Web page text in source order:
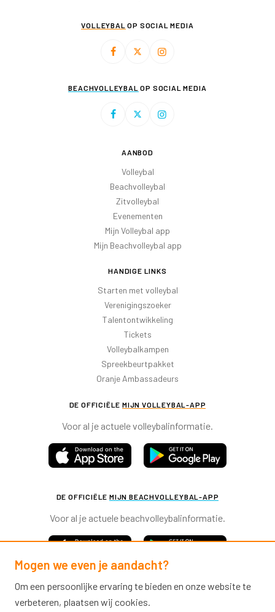
VOLLEYBAL OP SOCIAL MEDIA
BEACHVOLLEYBAL OP SOCIAL MEDIA
AANBOD
Volleybal
Beachvolleybal
Zitvolleybal
Evenementen
Mijn Volleybal app
Mijn Beachvolleybal app
HANDIGE LINKS
Starten met volleybal
Verenigingszoeker
Talentontwikkeling
Tickets
Volleybalkampen
Spreekbeurtpakket
Oranje Ambassadeurs
DE OFFICIËLE MIJN VOLLEYBAL-APP
Voor al je actuele volleybalinformatie.
DE OFFICIËLE MIJN BEACHVOLLEYBAL-APP
Voor al je actuele beachvolleybalinformatie.
Mogen we even je aandacht?
Om een persoonlijke ervaring te bieden en onze website te
verbeteren, plaatsen wij cookies.